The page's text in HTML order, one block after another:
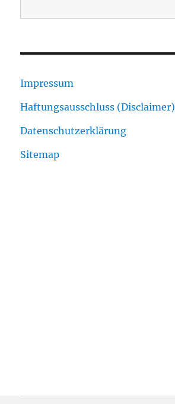
Impressum
Haftungsausschluss (Disclaimer)
Datenschutzerklärung
Sitemap